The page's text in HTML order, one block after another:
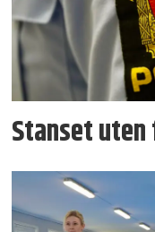
Stanset